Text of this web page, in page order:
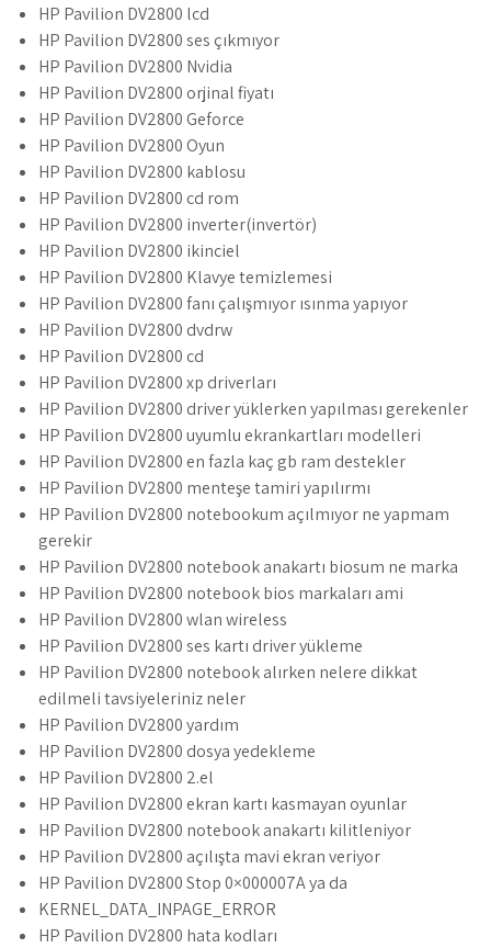
HP Pavilion DV2800 lcd
HP Pavilion DV2800 ses çıkmıyor
HP Pavilion DV2800 Nvidia
HP Pavilion DV2800 orjinal fiyatı
HP Pavilion DV2800 Geforce
HP Pavilion DV2800 Oyun
HP Pavilion DV2800 kablosu
HP Pavilion DV2800 cd rom
HP Pavilion DV2800 inverter(invertör)
HP Pavilion DV2800 ikinciel
HP Pavilion DV2800 Klavye temizlemesi
HP Pavilion DV2800 fanı çalışmıyor ısınma yapıyor
HP Pavilion DV2800 dvdrw
HP Pavilion DV2800 cd
HP Pavilion DV2800 xp driverları
HP Pavilion DV2800 driver yüklerken yapılması gerekenler
HP Pavilion DV2800 uyumlu ekrankartları modelleri
HP Pavilion DV2800 en fazla kaç gb ram destekler
HP Pavilion DV2800 menteşe tamiri yapılırmı
HP Pavilion DV2800 notebookum açılmıyor ne yapmam
gerekir
HP Pavilion DV2800 notebook anakartı biosum ne marka
HP Pavilion DV2800 notebook bios markaları ami
HP Pavilion DV2800 wlan wireless
HP Pavilion DV2800 ses kartı driver yükleme
HP Pavilion DV2800 notebook alırken nelere dikkat
edilmeli tavsiyeleriniz neler
HP Pavilion DV2800 yardım
HP Pavilion DV2800 dosya yedekleme
HP Pavilion DV2800 2.el
HP Pavilion DV2800 ekran kartı kasmayan oyunlar
HP Pavilion DV2800 notebook anakartı kilitleniyor
HP Pavilion DV2800 açılışta mavi ekran veriyor
HP Pavilion DV2800 Stop 0×000007A ya da
KERNEL_DATA_INPAGE_ERROR
HP Pavilion DV2800 hata kodları